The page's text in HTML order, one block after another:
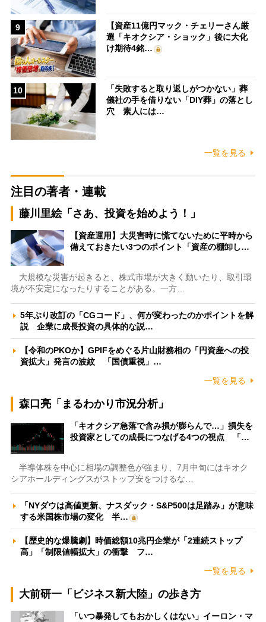
9
【資産11億円マック・チェリーさん厳
選「キオクシア・ショック」後に大化
け期待4銘…
10
「失敗すると取り返しがつかない」葬
儀社の手を借りない「DIY葬」の落とし
穴 素人には…
一覧を見る
注目の著者・連載
藤川里絵「さあ、投資を始めよう！」
【資産運用】大災害時に慌てないために平時から
備えておきたい3つのポイント「資産の棚卸し…
大規模な災害が起きると、株式市場が大きく動いたり、取引環
境が不安定になったりすることがある。一方…
5年ぶり改訂の「CGコード」、何が変わったのかポイントを解
説 企業に成長投資の具体的な説…
【令和のPKOか】GPIFをめぐる片山財務相の「円資産への投
資拡大」発言の波紋 「国債重視」…
一覧を見る
森口亮「まるわかり市況分析」
「キオクシア急落で含み損が膨らんで…」損失を
投資家としての成長につなげる4つの視点 「…
半導体株を中心に相場の調整色が強まり、7月中旬にはキオク
シアホールディングスがストップ安をつけるな…
「NYダウは高値更新、ナスダック・S&P500は足踏み」が意味
する米国株市場の変化 半…
【歴史的な爆騰劇】時価総額10兆円企業が「2連続ストップ
高」「制限値幅拡大」の衝撃 フ…
一覧を見る
大前研一「ビジネス新大陸」の歩き方
「いつ暴発してもおかしくはない」イーロン・マ